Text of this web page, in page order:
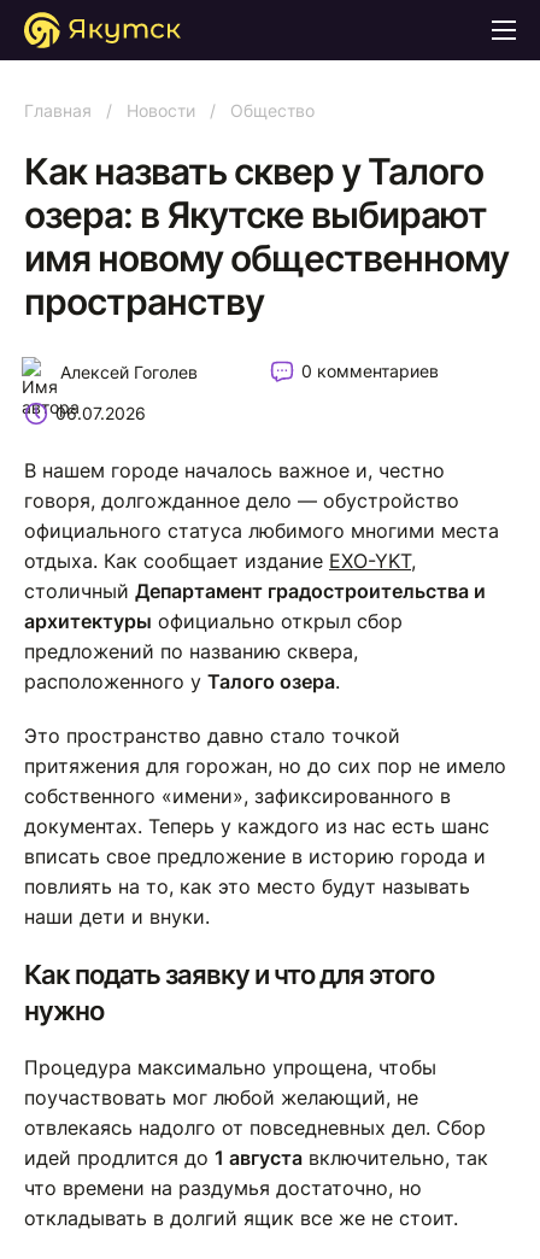
Главная / Новости / Общество
Как назвать сквер у Талого
озера: в Якутске выбирают
имя новому общественному
пространству
Алексей Гоголев 0 комментариев
06.07.2026
В нашем городе началось важное и, честно
говоря, долгожданное дело — обустройство
официального статуса любимого многими места
отдыха. Как сообщает издание EXO-YKT,
столичный Департамент градостроительства и
архитектуры официально открыл сбор
предложений по названию сквера,
расположенного у Талого озера.
Это пространство давно стало точкой
притяжения для горожан, но до сих пор не имело
собственного «имени», зафиксированного в
документах. Теперь у каждого из нас есть шанс
вписать свое предложение в историю города и
повлиять на то, как это место будут называть
наши дети и внуки.
Как подать заявку и что для этого
нужно
Процедура максимально упрощена, чтобы
поучаствовать мог любой желающий, не
отвлекаясь надолго от повседневных дел. Сбор
идей продлится до 1 августа включительно, так
что времени на раздумья достаточно, но
откладывать в долгий ящик все же не стоит.